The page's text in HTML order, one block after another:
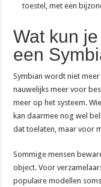
toestel, met een
Wat kun
een
Symbian wordt niet
nauwelijks meer voor
meer op het systeem.
kan daarmee nog wel
dat toelaten, maar voor
Sommige mensen
object. Voor
populaire modellen